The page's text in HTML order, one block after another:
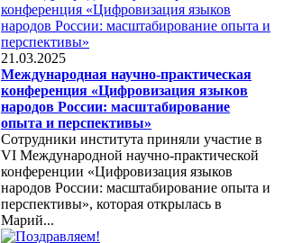
21.03.2025
Международная научно-практическая
конференция «Цифровизация языков
народов России: масштабирование
опыта и перспективы»
Сотрудники института приняли участие в
VI Международной научно-практической
конференции «Цифровизация языков
народов России: масштабирование опыта и
перспективы», которая открылась в
Марий...